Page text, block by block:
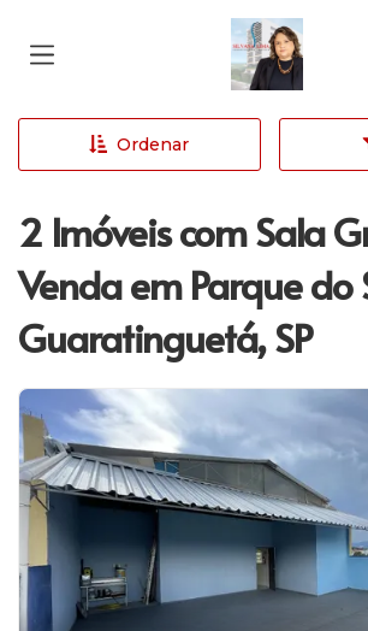
Página
Ordenar
2 Imóveis com Sala
Venda em Parque do
Guaratinguetá, SP